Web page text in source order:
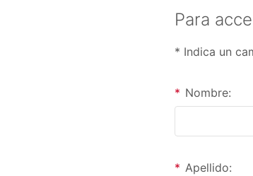
Para
* Indica un
* Nombre:
* Apellido: